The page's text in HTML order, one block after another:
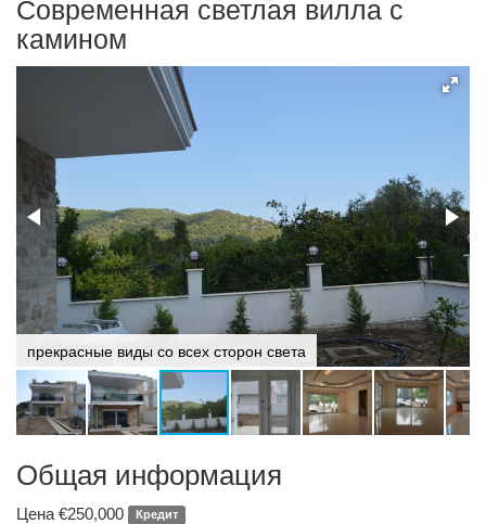
Современная светлая вилла с
камином
прекрасные виды со всех сторон света
Общая информация
Цена €250,000 Кредит